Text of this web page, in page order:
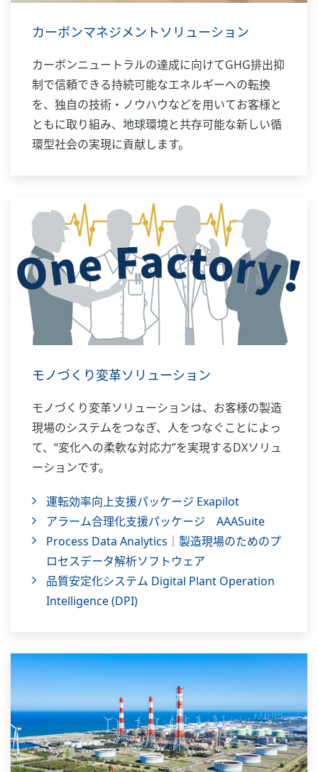
カーボンマネジメントソリューション
カーボンニュートラルの達成に向けてGHG排出抑
制で信頼できる持続可能なエネルギーへの転換
を、独自の技術・ノウハウなどを用いてお客様と
ともに取り組み、地球環境と共存可能な新しい循
環型社会の実現に貢献します。
モノづくり変革ソリューション
モノづくり変革ソリューションは、お客様の製造
現場のシステムをつなぎ、人をつなぐことによっ
て、“変化への柔軟な対応力”を実現するDXソリュ
ーションです。
運転効率向上支援パッケージ Exapilot
アラーム合理化支援パッケージ AAASuite
Process Data Analytics｜製造現場のためのプ
ロセスデータ解析ソフトウェア
品質安定化システム Digital Plant Operation
Intelligence (DPI)